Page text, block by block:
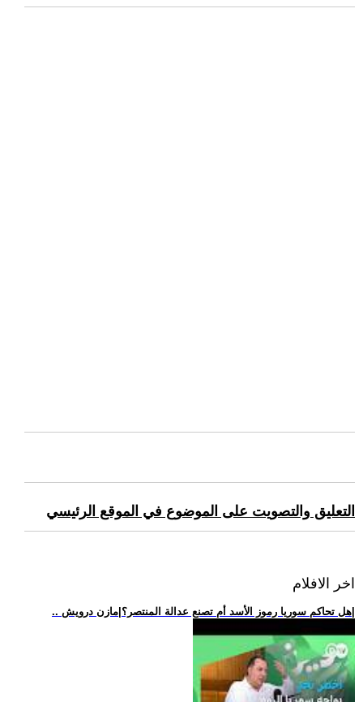
التعليق والتصويت على الموضوع في الموقع الرئيسي
اخر الافلام